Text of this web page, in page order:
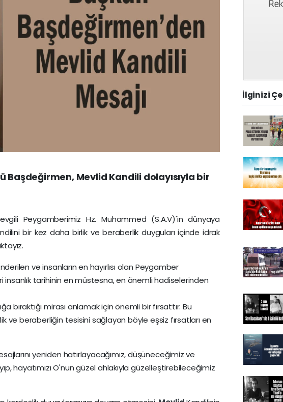
Başdeğirmen, Mevlid Kandili dolayısıyla bir
Peygamberimiz Hz. Muhammed (S.A.V)'in dünyaya
bir kez daha birlik ve beraberlik duyguları içinde idrak
ve insanların en hayırlısı olan Peygamber
tarihinin en müstesna, en önemli hadiselerinden
bıraktığı mirası anlamak için önemli bir fırsattır. Bu
ve beraberliğin tesisini sağlayan böyle eşsiz fırsatları en
yeniden hatırlayacağımız, düşüneceğimiz ve
hayatımızı O'nun güzel ahlakıyla güzelleştirebileceğimiz
İlginizi